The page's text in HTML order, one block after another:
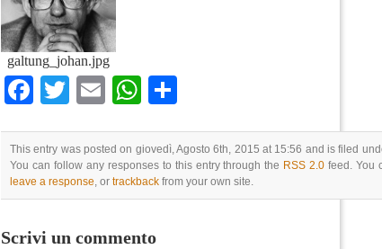
galtung_johan.jpg
Facebook
TwitterEmailWhatsApp
This entry was posted on giovedì, Agosto 6th, 2015 at 15:56 and is filed
You can follow any responses to this entry through the RSS 2.0 feed. You
leave a response, or trackback from your own site.
Scrivi un commento